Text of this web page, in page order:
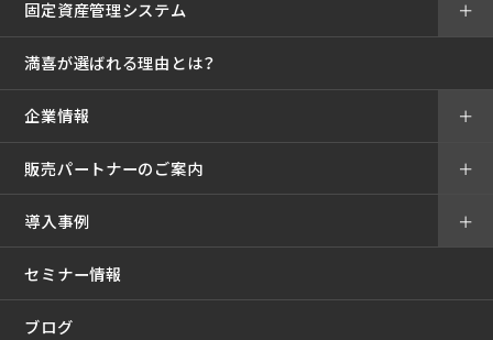
固定資産管理システム ＋
満喜が選ばれる理由とは？
企業情報 ＋
販売パートナーのご案内 ＋
導入事例
セミナー情報
＋
ブログ